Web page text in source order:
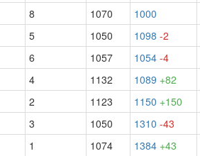
8 1070 1000
5 1050 1098 -2
6 1057 1054 -4
4 1132 1089 +82
2 1123 1150 +150
3 1050 1310 -43
1 1074 1384 +43